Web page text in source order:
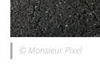
© Monsieur Pixel